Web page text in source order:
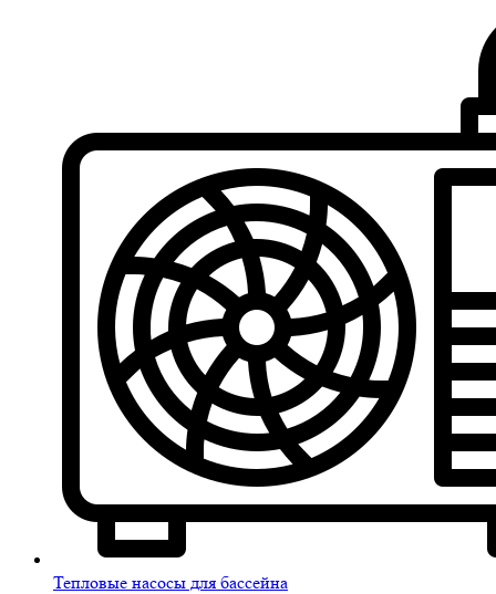
Тепловые насосы для бассейна